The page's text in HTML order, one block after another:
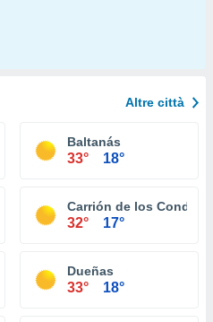
Altre città
Baltanás
33° 18°
Carrión de los Condes
32° 17°
Dueñas
33° 18°